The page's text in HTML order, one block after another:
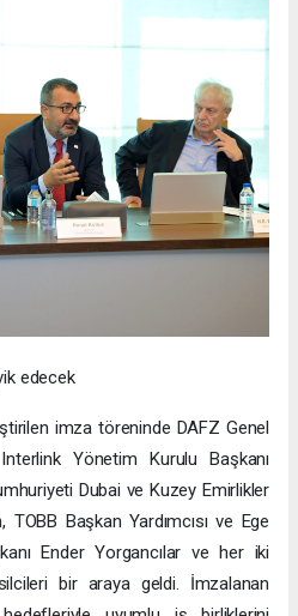
edecek
imza töreninde DAFZ Genel
Yönetim Kurulu Başkanı
Dubai ve Kuzey Emirlikler
Başkan Yardımcısı ve Ege
Ender Yorgancılar ve her iki
bir araya geldi. İmzalanan